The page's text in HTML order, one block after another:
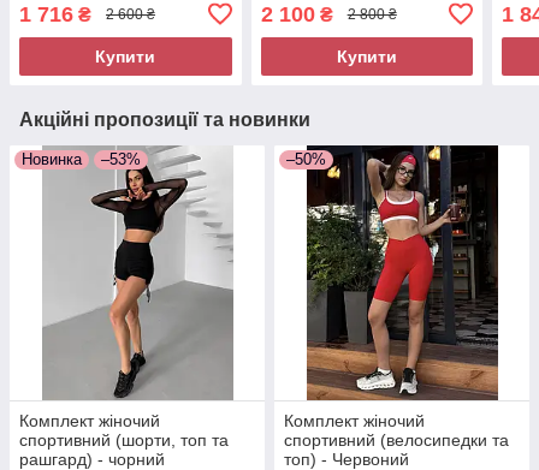
1 716 ₴ 2 600 ₴
Купити
2 100₴ 2 800 ₴
Купити
1
Акційні пропозиції та новинки
Новинка –53%
Комплект жіночий
спортивний (шорти, топ та
рашгард) - чорний
–50%
Комплект жіночий
спортивний (велосипедки та
топ) - Червоний